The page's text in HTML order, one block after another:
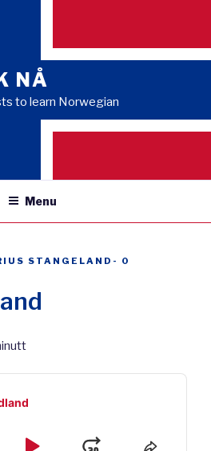
NÅ
to learn Norwegian
Menu
STANGELAND - 0